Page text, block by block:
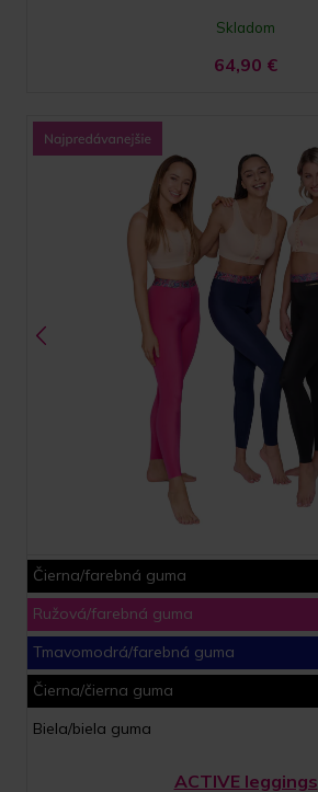
Skladom
64,90 €
Čierna/farebná guma
Ružová/farebná guma
Tmavomodrá/farebná guma
Čierna/čierna guma
Biela/biela guma
ACTIVE leggings